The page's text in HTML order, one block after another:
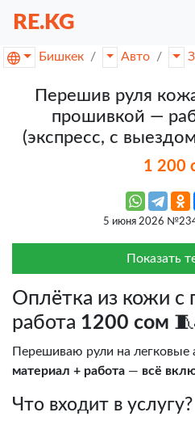
RE.KG
Бишкек Авто
Перешив руля
прошивкой —
(экспресс, с
1 200
5 июня 2026
Показать
Оплётка из кожи
работа 1200 сом
Перешиваю рули на легковые
материал + работа — всё
Что входит в услугу?